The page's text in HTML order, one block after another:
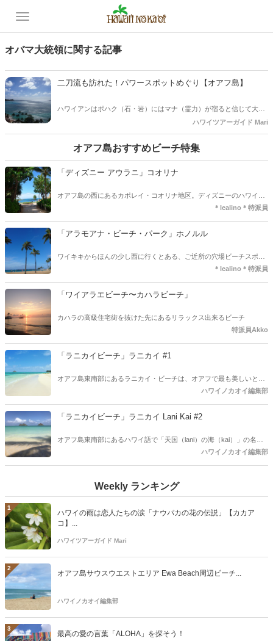
オバマ大統領に関する記事
二刀流も訪れた！パワースポットめぐり【オアフ島】
ハワイアンはポハク（石・岩）にはマナ（霊力）が宿ると信じて大切
にしてきました。今回はその中から３か所をご案内します！
ハワイツアーガイド Mari
オアフ島おすすめビーチ特集
「ディズニー アウラニ」コオリナ
オアフ島の西にあるカポレイ・コオリナ地区。ディズニーのハワイリ
＊lealino＊特派員
「アラモアナ・ビーチ・パーク」ホノルル
ワイキキからほんの少し西に行くとある、ご近所の穴場ビーチスポッ
＊lealino＊特派員
「ワイアラエビーチ〜カハラビーチ」
カハラの高級住宅街を抜けた先にあるリラックス出来るビーチ
特派員Akko
「ラニカイビーチ」ラニカイ #1
オアフ島東南部にあるラニカイ・ビーチは、オアフで最も美しいとい
われる隠れ家的ビーチ。閑静な高級住宅地を抜けたところに広がるの
（lani）の海（kai）」の名前を持つように、絵画のような美しい景色
ハワイノカオイ編集部
「ラニカイビーチ」ラニカイ Lani Kai #2
オアフ島東南部にあるハワイ語で「天国（lani）の海（kai）」の名前
を持つラニカイ・ビーチ。2度目のご紹介です。今回はラニカイビー
ハワイノカオイ編集部
Weekly ランキング
1
ハワイの雨は恋人たちの涙「ナウパカの花の伝説」【カカア
コ】...
ハワイツアーガイド Mari
2
オアフ島サウスウエストエリア Ewa Beach周辺ビーチ...
ハワイノカオイ編集部
3
最高の愛の言葉「ALOHA」を探そう！